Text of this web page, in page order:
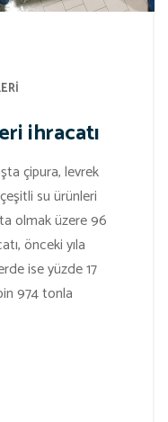
ihracatı
çipura, levrek
su ürünleri
olmak üzere 96
önceki yıla
ise yüzde 17
974 tonla